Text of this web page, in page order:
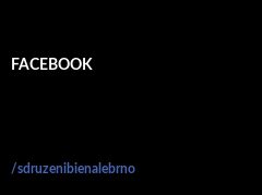
FACEBOOK
/sdruzenibienalebrno